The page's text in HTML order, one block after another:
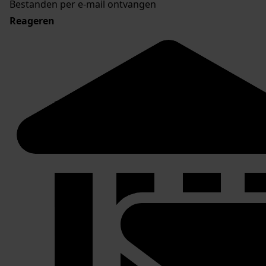
Bestanden per e-mail ontvangen
Reageren